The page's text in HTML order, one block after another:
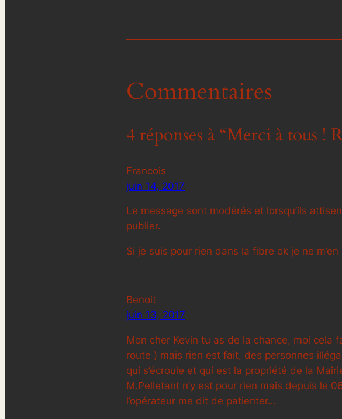
Commentaires
4 réponses à “Merci à tous !
Francois
juin 14, 2017
Le message sont modérés et lorsqu’ils
publier.
Si je suis pour rien dans la fibre ok je ne
Benoit
juin 13, 2017
Mon cher Kevin tu as de la chance, moi cela
route ) mais rien est fait, des personnes
qui s’écroule et qui est la propriété de la
M.Pelletant n’y est pour rien mais depuis le
l’opérateur me dit de patienter…